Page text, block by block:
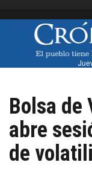
Bolsa de
abre
de